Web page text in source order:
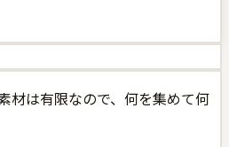
材は有限なので、何を集めて何